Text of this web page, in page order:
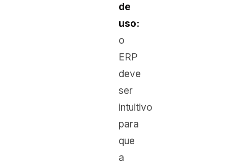
de
uso:
o
ERP
deve
ser
intuitivo
para
que
a